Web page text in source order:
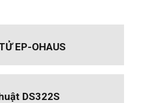
EP-OHAUS
DS322S